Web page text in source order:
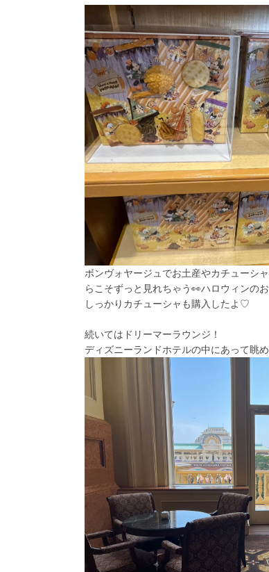
ボンヴォヤージュでお土産やカチューシ
らこそずっと見れちゃう👀ハロウィンの
しっかりカチューシャも購入したよ♡
続いてはドリーマーラウンジ！
ディズニーランドホテルの中にあって眺